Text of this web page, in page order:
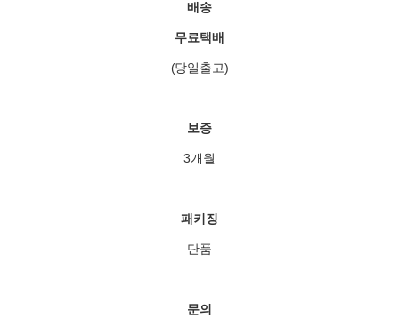
배송
무료택배
(당일출고)
보증
3개월
패키징
단품
문의